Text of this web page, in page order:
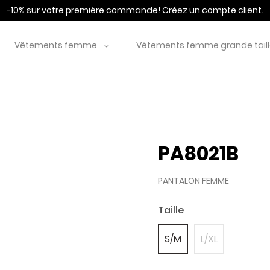
-10% sur votre première commande! Créez un compte client.
Vêtements femme Vêtements femme grande
PA8021B
PANTALON FEMME
Taille
S/M L/XL